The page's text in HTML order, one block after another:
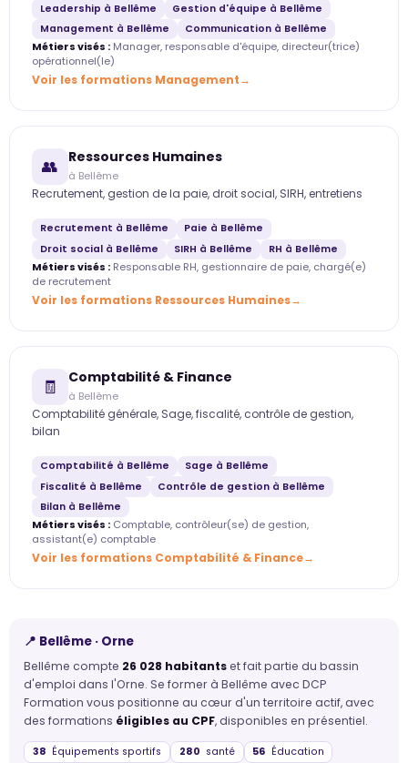
Leadership à Bellême
Gestion d'équipe à Bellême
Management à Bellême
Communication à Bellême
Métiers visés : Manager, responsable d'équipe, directeur(trice)
opérationnel(le)
Voir les formations Management
👥 Ressources Humaines
à Bellême
Recrutement, gestion de la paie, droit social, SIRH, entretiens
Recrutement à Bellême
Paie à Bellême
Droit social à Bellême
SIRH à Bellême RH à Bellême
Métiers visés : Responsable RH, gestionnaire de paie, chargé(e)
de recrutement
Voir les formations Ressources Humaines
🧾 Comptabilité & Finance
à Bellême
Comptabilité générale, Sage, fiscalité, contrôle de gestion,
bilan
Comptabilité à Bellême
Sage à Bellême
Fiscalité à Bellême
Contrôle de gestion à Bellême
Bilan à Bellême
Métiers visés : Comptable, contrôleur(se) de gestion,
assistant(e) comptable
Voir les formations Comptabilité & Finance
📍 Bellême · Orne
Bellême compte 26 028 habitantset fait partie du bassin
d'emploi dans l'Orne. Se former à Bellême avec DCP
Formation vous positionne au cœur d'un territoire actif, avec
des formations éligibles au CPF, disponibles en présentiel.
38 Équipements sportifs 280 santé 56 Éducation